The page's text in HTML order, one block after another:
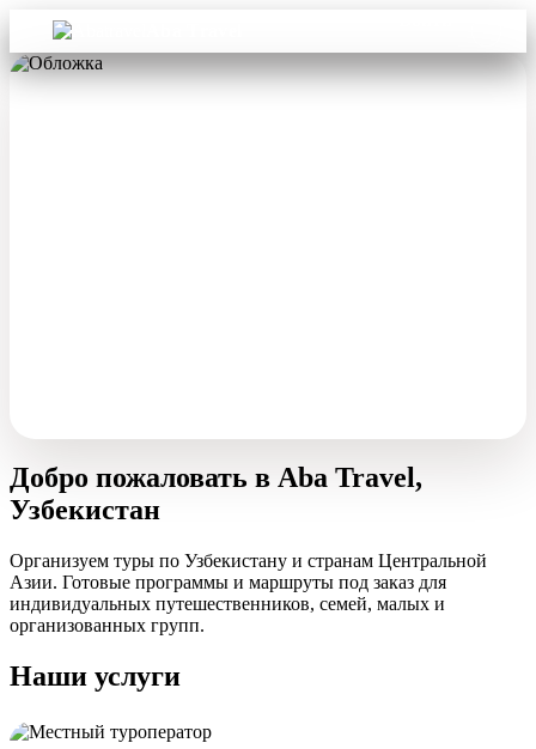
Добро пожаловать в Aba Travel,
Узбекистан
Организуем туры по Узбекистану и странам Центральной
Азии. Готовые программы и маршруты под заказ для
индивидуальных путешественников, семей, малых и
организованных групп.
Наши услуги